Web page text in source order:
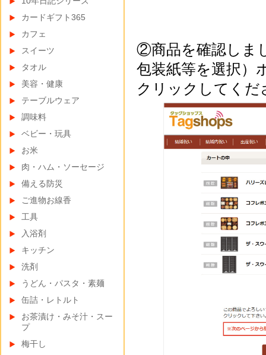
②商品を確認しま
包装紙等を選択）
クリックしてくだ
カードギフト365
カフェ
スイーツ
タオル
美容・健康
テーブルウェア
調味料
ベビー・玩具
お米
肉・ハム・ソーセージ
備える防災
ご進物お線香
工具
入浴剤
キッチン
洗剤
うどん・パスタ・素麺
缶詰・レトルト
お茶漬け・みそ汁・スー
プ
梅干し